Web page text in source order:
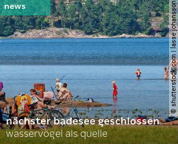
© shutterstock.com | lasse johansson
nächster badesee geschlossen
wasservögel als quelle